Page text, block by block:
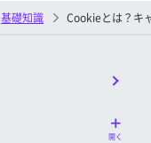
基礎知識 Cookieとは？キ
開く